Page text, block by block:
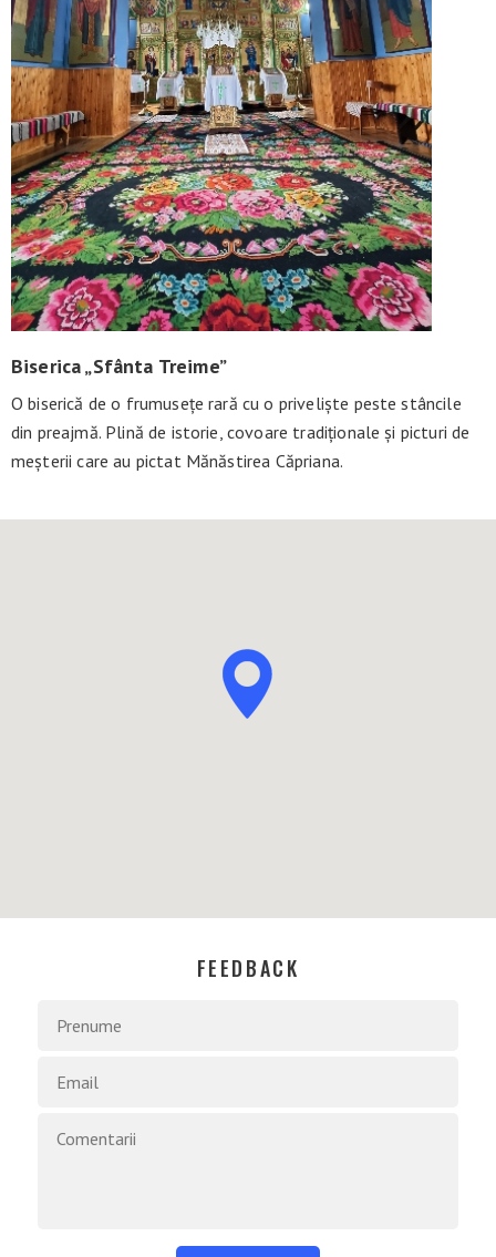
Biserica „Sfânta Treime”
O biserică de o frumusețe rară cu o priveliște peste stâncile
din preajmă. Plină de istorie, covoare tradiționale și picturi de
meșterii care au pictat Mănăstirea Căpriana.
FEEDBACK